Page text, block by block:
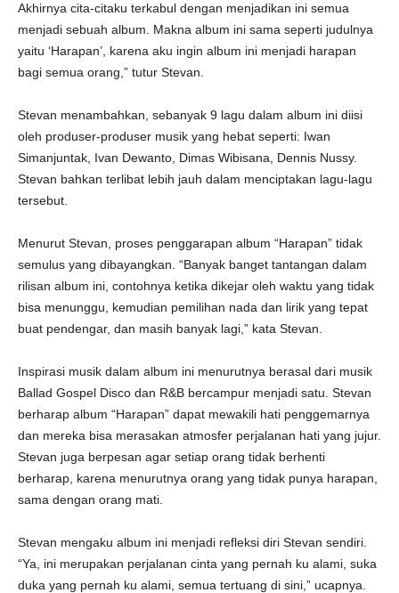
Akhirnya cita-citaku terkabul dengan menjadikan ini semua
menjadi sebuah album. Makna album ini sama seperti judulnya
yaitu ‘Harapan’, karena aku ingin album ini menjadi harapan
bagi semua orang,” tutur Stevan.
Stevan menambahkan, sebanyak 9 lagu dalam album ini diisi
oleh produser-produser musik yang hebat seperti: Iwan
Simanjuntak, Ivan Dewanto, Dimas Wibisana, Dennis Nussy.
Stevan bahkan terlibat lebih jauh dalam menciptakan lagu-lagu
tersebut.
Menurut Stevan, proses penggarapan album “Harapan” tidak
semulus yang dibayangkan. “Banyak banget tantangan dalam
rilisan album ini, contohnya ketika dikejar oleh waktu yang tidak
bisa menunggu, kemudian pemilihan nada dan lirik yang tepat
buat pendengar, dan masih banyak lagi,” kata Stevan.
Inspirasi musik dalam album ini menurutnya berasal dari musik
Ballad Gospel Disco dan R&B bercampur menjadi satu. Stevan
berharap album “Harapan” dapat mewakili hati penggemarnya
dan mereka bisa merasakan atmosfer perjalanan hati yang jujur.
Stevan juga berpesan agar setiap orang tidak berhenti
berharap, karena menurutnya orang yang tidak punya harapan,
sama dengan orang mati.
Stevan mengaku album ini menjadi refleksi diri Stevan sendiri.
“Ya, ini merupakan perjalanan cinta yang pernah ku alami, suka
duka yang pernah ku alami, semua tertuang di sini,” ucapnya.